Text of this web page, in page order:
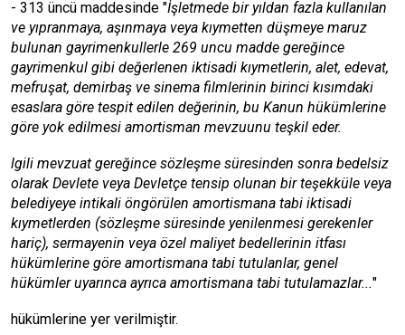
- 313 üncü maddesinde "İşletmede bir yıldan fazla kullanılan
ve yıpranmaya, aşınmaya veya kıymetten düşmeye maruz
bulunan gayrimenkullerle 269 uncu madde gereğince
gayrimenkul gibi değerlenen iktisadi kıymetlerin, alet, edevat,
mefruşat, demirbaş ve sinema filmlerinin birinci kısımdaki
esaslara göre tespit edilen değerinin, bu Kanun hükümlerine
göre yok edilmesi amortisman mevzuunu teşkil eder.
lgili mevzuat gereğince sözleşme süresinden sonra bedelsiz
olarak Devlete veya Devletçe tensip olunan bir teşekküle veya
belediyeye intikali öngörülen amortismana tabi iktisadi
kıymetlerden (sözleşme süresinde yenilenmesi gerekenler
hariç), sermayenin veya özel maliyet bedellerinin itfası
hükümlerine göre amortismana tabi tutulanlar, genel
hükümler uyarınca ayrıca amortismana tabi tutulamazlar..."
hükümlerine yer verilmiştir.